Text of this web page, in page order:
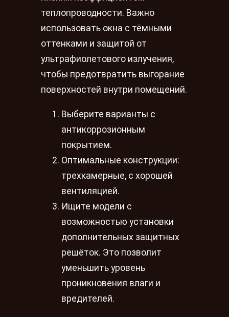
теплопроводности. Важно
использовать окна с тёмными
оттенками и защитой от
ультрафиолетового излучения,
чтобы предотвратить выгорание
поверхностей внутри помещений.
Выберите варианты с
антикоррозионным
покрытием.
Оптимальные конструкции:
трехкамерные, с хорошей
вентиляцией.
Ищите модели с
возможностью установки
дополнительных защитных
решёток. Это позволит
уменьшить уровень
проникновения влаги и
вредителей.